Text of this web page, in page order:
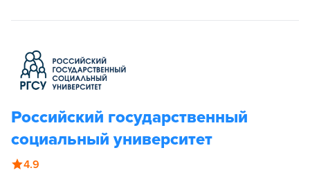
Российский государственный
социальный университет
4.9